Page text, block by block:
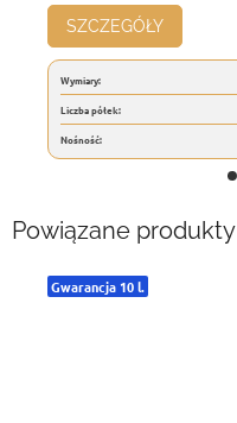
SZCZEGÓŁY
Wymiary:
Liczba półek:
Nośność:
Powiązane produkty
Gwarancja 10 l.